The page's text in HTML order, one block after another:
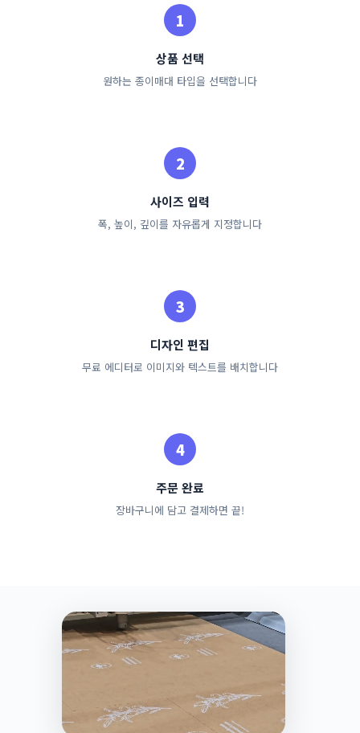
상품 선택
원하는 종이매대 타입을 선택합니다
사이즈 입력
폭, 높이, 깊이를 자유롭게 지정합니다
디자인 편집
무료 에디터로 이미지와 텍스트를 배치합니다
주문 완료
장바구니에 담고 결제하면 끝!